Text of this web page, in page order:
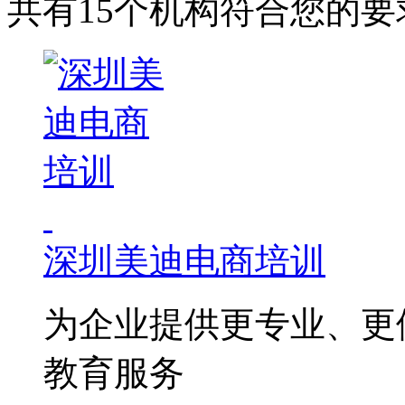
共有15个机构符合您的要
深圳美迪电商培训
为企业提供更专业、
教育服务